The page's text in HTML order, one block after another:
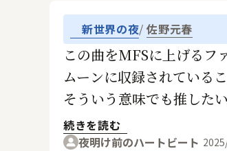
新世界の夜 佐野元春
この曲をMFSに上げるフ
ムーンに収録されている
そういう意味でも推した
いつか、ライブでお願いし
続きを読む
夜明け前のハートビート